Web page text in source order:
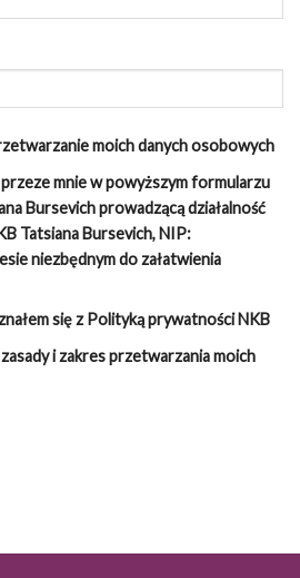
moich danych osobowych
mnie w powyższym formularzu
Bursevich prowadzącą działalność
Tatsiana Bursevich, NIP:
niezbędnym do załatwienia
się z Polityką prywatnościNKB
i zakres przetwarzania moich